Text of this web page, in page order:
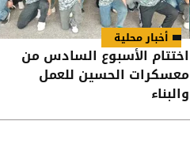
أخبار محلية
اختتام الأسبوع السادس من
معسكرات الحسين للعمل
والبناء